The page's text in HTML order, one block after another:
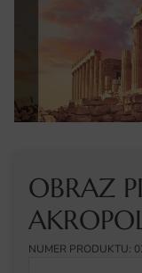
OBRAZ
NUMER PRODUKTU: